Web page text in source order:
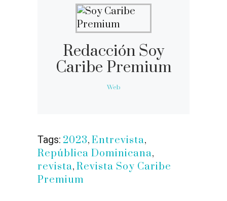
Redacción Soy
Caribe Premium
Web
Tags: 2023, Entrevista,
República Dominicana,
revista, Revista Soy Caribe
Premium